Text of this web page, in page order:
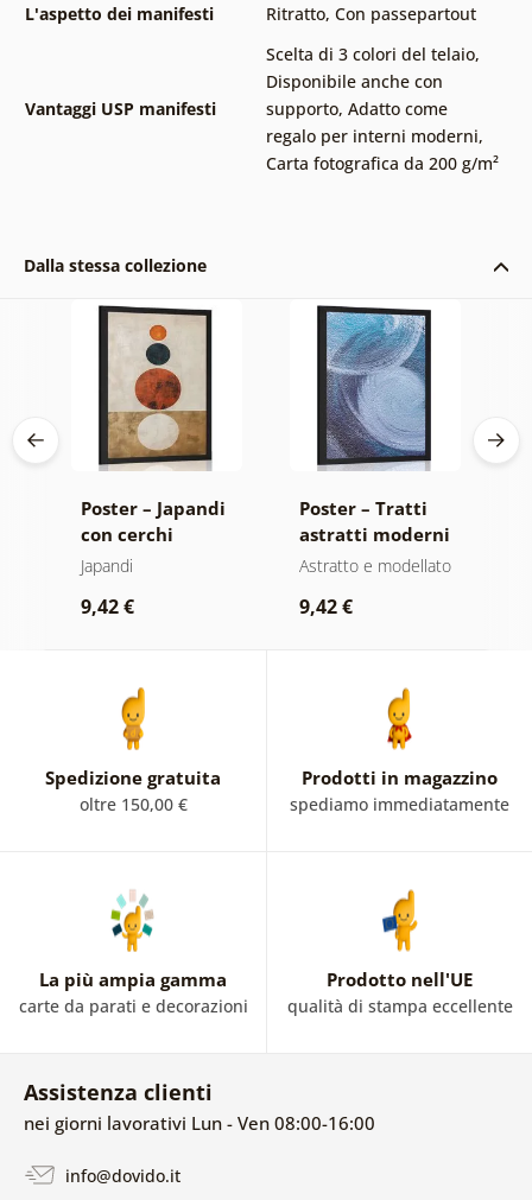
L'aspetto dei manifesti
Ritratto, Con passepartout
Vantaggi USP manifesti
Scelta di 3 colori del telaio,
Disponibile anche con
supporto, Adatto come
regalo per interni moderni,
Carta fotografica da 200 g/m²
Dalla stessa collezione
Poster – Japandi
con cerchi
moderni
Japandi
9,42 €
Poster – Tratti
astratti moderni
Astratto e modellato
9,42 €
Spedizione gratuita
oltre 150,00 €
Prodotti in magazzino
spediamo immediatamente
La più ampia gamma
carte da parati e decorazioni
Prodotto nell'UE
qualità di stampa eccellente
Assistenza clienti
nei giorni lavorativi Lun - Ven 08:00-16:00
info@dovido.it